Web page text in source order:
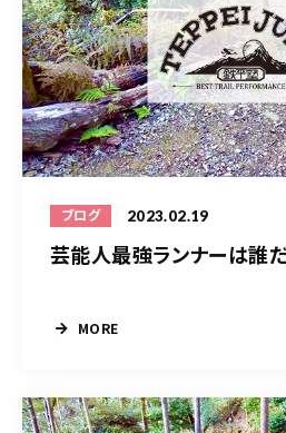
ブログ 2023.02.19
芸能人最強ランナーは誰
MORE